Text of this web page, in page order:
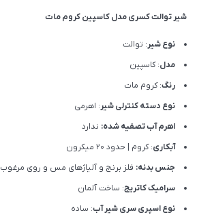
شیر توالت کسری مدل کاسپین کروم مات
نوع شیر: توالت
مدل: کاسپین
رنگ: کروم مات
نوع دسته کنترلی شیر: اهرمی
اهرم آب تصفیه شده: ندارد
آبکاری: کروم | حدود 20 میکرون
جنس بدنه: فلز برنج و آلیاژهای مس و روی مرغوب
سرامیک کاتریج: ساخت آلمان
نوع اسپری سری شیر آب: ساده